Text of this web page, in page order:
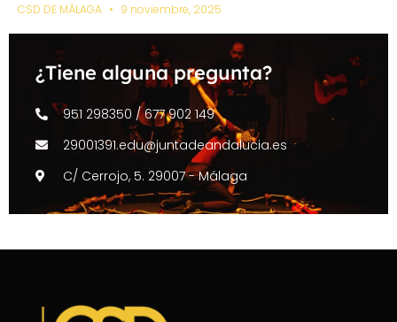
CSD DE MÁLAGA 9 noviembre, 2025
¿Tiene alguna pregunta?
951 298350 / 677 902 149
29001391.edu@juntadeandalucia.es
C/ Cerrojo, 5. 29007 - Málaga